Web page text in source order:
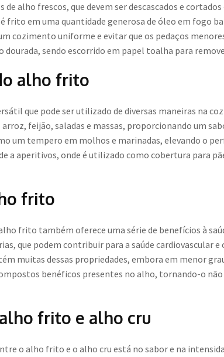
de alho frescos, que devem ser descascados e
frito em uma quantidade generosa de óleo em fogo
cozimento uniforme e evitar que os pedaços
sendo escorrido em papel toalha para
alho frito
que pode ser utilizado de diversas maneiras na
feijão, saladas e massas, proporcionando um
um tempero em molhos e marinadas, elevando o
a aperitivos, onde é utilizado como cobertura para
frito
frito também oferece uma série de benefícios à
que podem contribuir para a saúde cardiovascular
muitas dessas propriedades, embora em menor
benéficos presentes no alho, tornando-o
frito e alho cru
o alho frito e o alho cru está no sabor e na